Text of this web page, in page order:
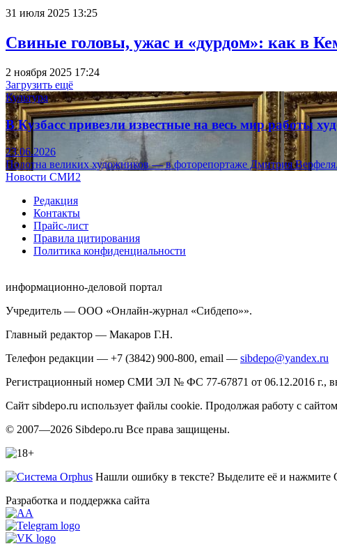
31 июля 2025 13:25
Свиные головы, ужас и «дурдом»: как в
2 ноября 2025 17:24
Загрузить ещё
Культура
В Кузбасс привезли известные на весь мир работы
23.06.2026
Полотна великих художников — в фоторепортаже Дмитрия Верфеля.
Новости СМИ2
Редакция
Контакты
Прайс-лист
Правила цитирования
Политика конфиденциальности
информационно-деловой портал
Учредитель — ООО «Онлайн-журнал «Сибдепо»».
Главный редактор — Макаров Г.Н.
Телефон редакции — +7 (3842) 900-800, email — sibdepo@yandex.ru
Регистрационный номер СМИ ЭЛ № ФС 77-67871 от 06.12.2016 г.,
Сайт sibdepo.ru использует файлы cookie. Продолжая работу с
© 2007—2026 Sibdepo.ru Все права защищены.
Нашли ошибку в тексте? Выделите её и нажмите
Разработка и поддержка сайта